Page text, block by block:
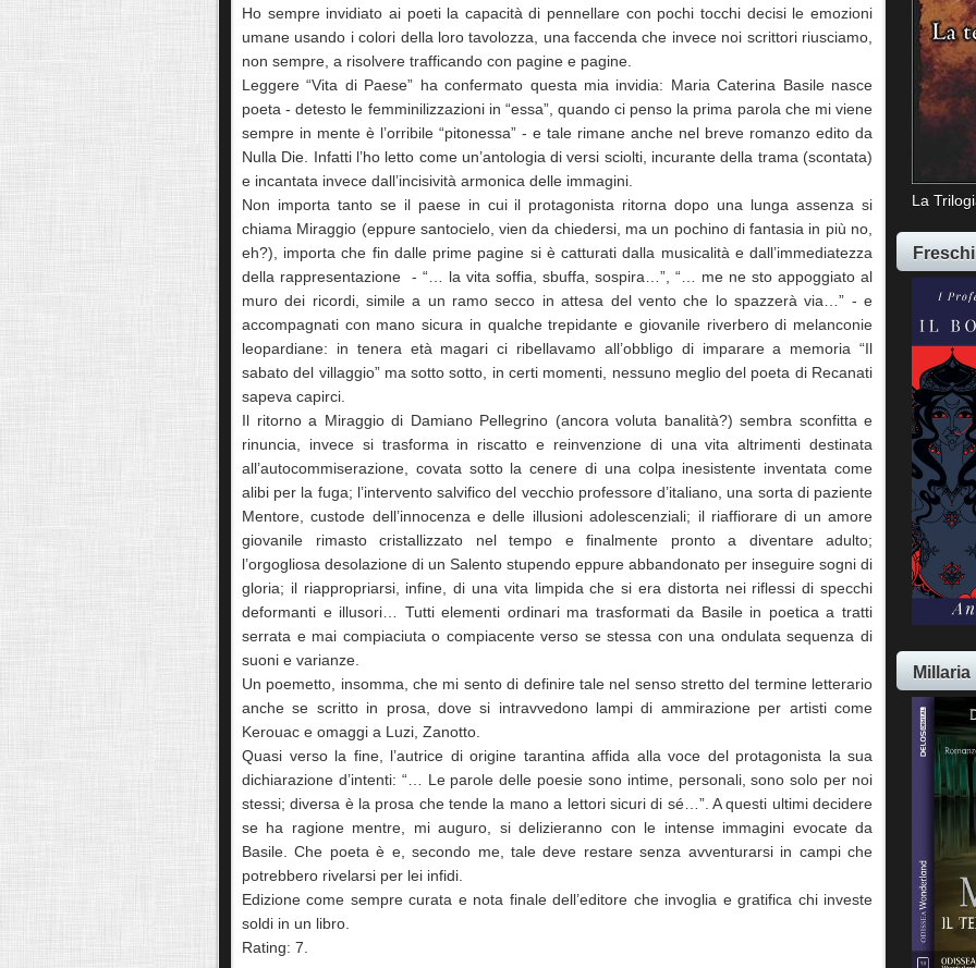
Ho sempre invidiato ai poeti la capacità di pennellare con pochi tocchi decisi le emozioni
umane usando i colori della loro tavolozza, una faccenda che invece noi scrittori riusciamo,
non sempre, a risolvere trafficando con pagine e pagine.
Leggere “Vita di Paese” ha confermato questa mia invidia: Maria Caterina Basile nasce
poeta - detesto le femminilizzazioni in “essa”, quando ci penso la prima parola che mi viene
sempre in mente è l’orribile “pitonessa” - e tale rimane anche nel breve romanzo edito da
Nulla Die. Infatti l’ho letto come un’antologia di versi sciolti, incurante della trama (scontata)
e incantata invece dall’incisività armonica delle immagini.
Non importa tanto se il paese in cui il protagonista ritorna dopo una lunga assenza si
chiama Miraggio (eppure santocielo, vien da chiedersi, ma un pochino di fantasia in più no,
eh?), importa che fin dalle prime pagine si è catturati dalla musicalità e dall’immediatezza
della rappresentazione - “… la vita soffia, sbuffa, sospira…”, “… me ne sto appoggiato al
muro dei ricordi, simile a un ramo secco in attesa del vento che lo spazzerà via…” - e
accompagnati con mano sicura in qualche trepidante e giovanile riverbero di melanconie
leopardiane: in tenera età magari ci ribellavamo all’obbligo di imparare a memoria “Il
sabato del villaggio” ma sotto sotto, in certi momenti, nessuno meglio del poeta di Recanati
sapeva capirci.
Il ritorno a Miraggio di Damiano Pellegrino (ancora voluta banalità?) sembra sconfitta e
rinuncia, invece si trasforma in riscatto e reinvenzione di una vita altrimenti destinata
all’autocommiserazione, covata sotto la cenere di una colpa inesistente inventata come
alibi per la fuga; l’intervento salvifico del vecchio professore d’italiano, una sorta di paziente
Mentore, custode dell’innocenza e delle illusioni adolescenziali; il riaffiorare di un amore
giovanile rimasto cristallizzato nel tempo e finalmente pronto a diventare adulto;
l’orgogliosa desolazione di un Salento stupendo eppure abbandonato per inseguire sogni di
gloria; il riappropriarsi, infine, di una vita limpida che si era distorta nei riflessi di specchi
deformanti e illusori… Tutti elementi ordinari ma trasformati da Basile in poetica a tratti
serrata e mai compiaciuta o compiacente verso se stessa con una ondulata sequenza di
suoni e varianze.
Un poemetto, insomma, che mi sento di definire tale nel senso stretto del termine letterario
anche se scritto in prosa, dove si intravvedono lampi di ammirazione per artisti come
Kerouac e omaggi a Luzi, Zanotto.
Quasi verso la fine, l’autrice di origine tarantina affida alla voce del protagonista la sua
dichiarazione d’intenti: “… Le parole delle poesie sono intime, personali, sono solo per noi
stessi; diversa è la prosa che tende la mano a lettori sicuri di sé…”. A questi ultimi decidere
se ha ragione mentre, mi auguro, si delizieranno con le intense immagini evocate da
Basile. Che poeta è e, secondo me, tale deve restare senza avventurarsi in campi che
potrebbero rivelarsi per lei infidi.
Edizione come sempre curata e nota finale dell’editore che invoglia e gratifica chi investe
soldi in un libro.
Rating: 7.
La
Millaria